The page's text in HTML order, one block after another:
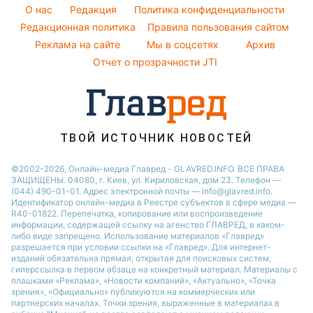
Алла Пугачева
Максим Галкин
Настя Каменских
Погода на завтра
Пылевая буря
O нас Редакция
Политика конфиденциальности
Редакционная политика
Правила пользования сайтом
Реклама на сайте
Мы в соцсетях
Архив
Отчет о прозрачности JTI
ТВОЙ ИСТОЧНИК НОВОСТЕЙ
©2002-2026, Онлайн-медиа Главред - GLAVRED.INFO. ВСЕ ПРАВА
ЗАЩИЩЕНЫ. 04080, г. Киев, ул. Кириловская, дом 23. Телефон —
(044) 490-01-01. Адрес электронной почты — info@glavred.info.
Идентификатор онлайн-медиа в Реестре cубъектов в сфере медиа —
R40-01822. Перепечатка, копирование или воспроизведение
информации, содержащей ссылку на агенство ГЛАВРЕД, в каком-
либо виде запрещено. Использование материалов «Главред»
разрешается при условии ссылки на «Главред». Для интернет-
изданий обязательна прямая, открытая для поисковых систем,
гиперссылка в первом абзаце на конкретный материал. Материалы с
плашками «Реклама», «Новости компаний», «Актуально», «Точка
зрения», «Официально» публикуются на коммерческих или
партнерских началах. Точки зрения, выраженные в материалах в